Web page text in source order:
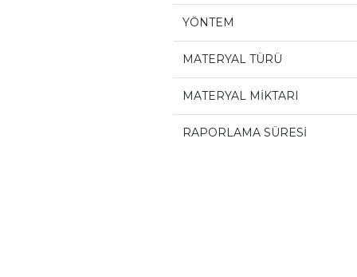
YÖNTEM
MATERYAL TÜRÜ
MATERYAL MİKTARI
RAPORLAMA SÜRESİ